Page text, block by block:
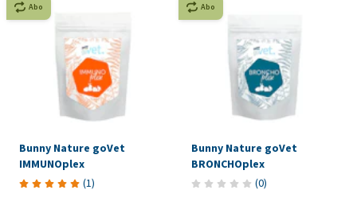
Abo
Bunny Nature goVet
IMMUNOplex
(1)
Abo
Bunny Nature goVet
BRONCHOplex
(0)